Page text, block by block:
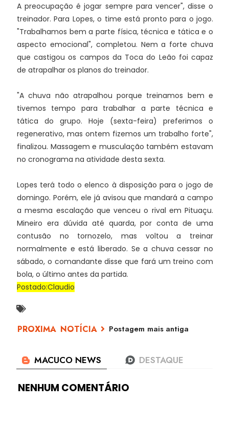
A preocupação é jogar sempre para vencer", disse o
treinador. Para Lopes, o time está pronto para o jogo.
"Trabalhamos bem a parte física, técnica e tática e o
aspecto emocional", completou. Nem a forte chuva
que castigou os campos da Toca do Leão foi capaz
de atrapalhar os planos do treinador.
"A chuva não atrapalhou porque treinamos bem e
tivemos tempo para trabalhar a parte técnica e
tática do grupo. Hoje (sexta-feira) preferimos o
regenerativo, mas ontem fizemos um trabalho forte",
finalizou. Massagem e musculação também estavam
no cronograma na atividade desta sexta.
Lopes terá todo o elenco à disposição para o jogo de
domingo. Porém, ele já avisou que mandará a campo
a mesma escalação que venceu o rival em Pituaçu.
Mineiro era dúvida até quarda, por conta de uma
contusão no tornozelo, mas voltou a treinar
normalmente e está liberado. Se a chuva cessar no
sábado, o comandante disse que fará um treino com
bola, o último antes da partida.
Postado:Claudio
Postagem mais antiga
NENHUM COMENTÁRIO